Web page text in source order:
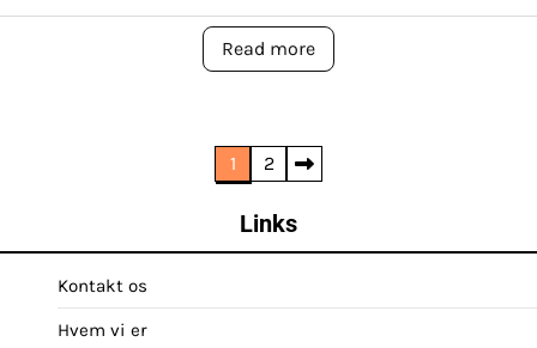
Read more
1 2
Links
Kontakt os
Hvem vi er